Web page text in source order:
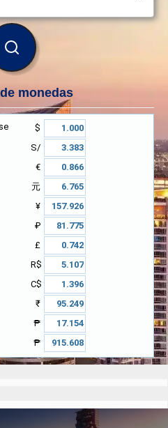
BUSCAR
monedas
$
S/
€
元
¥
₽
£
R$
C$
₹
₱
₱